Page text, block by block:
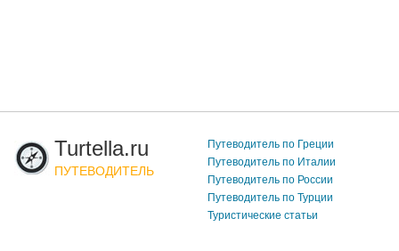
Turtella.ru
ПУТЕВОДИТЕЛЬ
Путеводитель по Греции
Путеводитель по Италии
Путеводитель по России
Путеводитель по Турции
Туристические статьи